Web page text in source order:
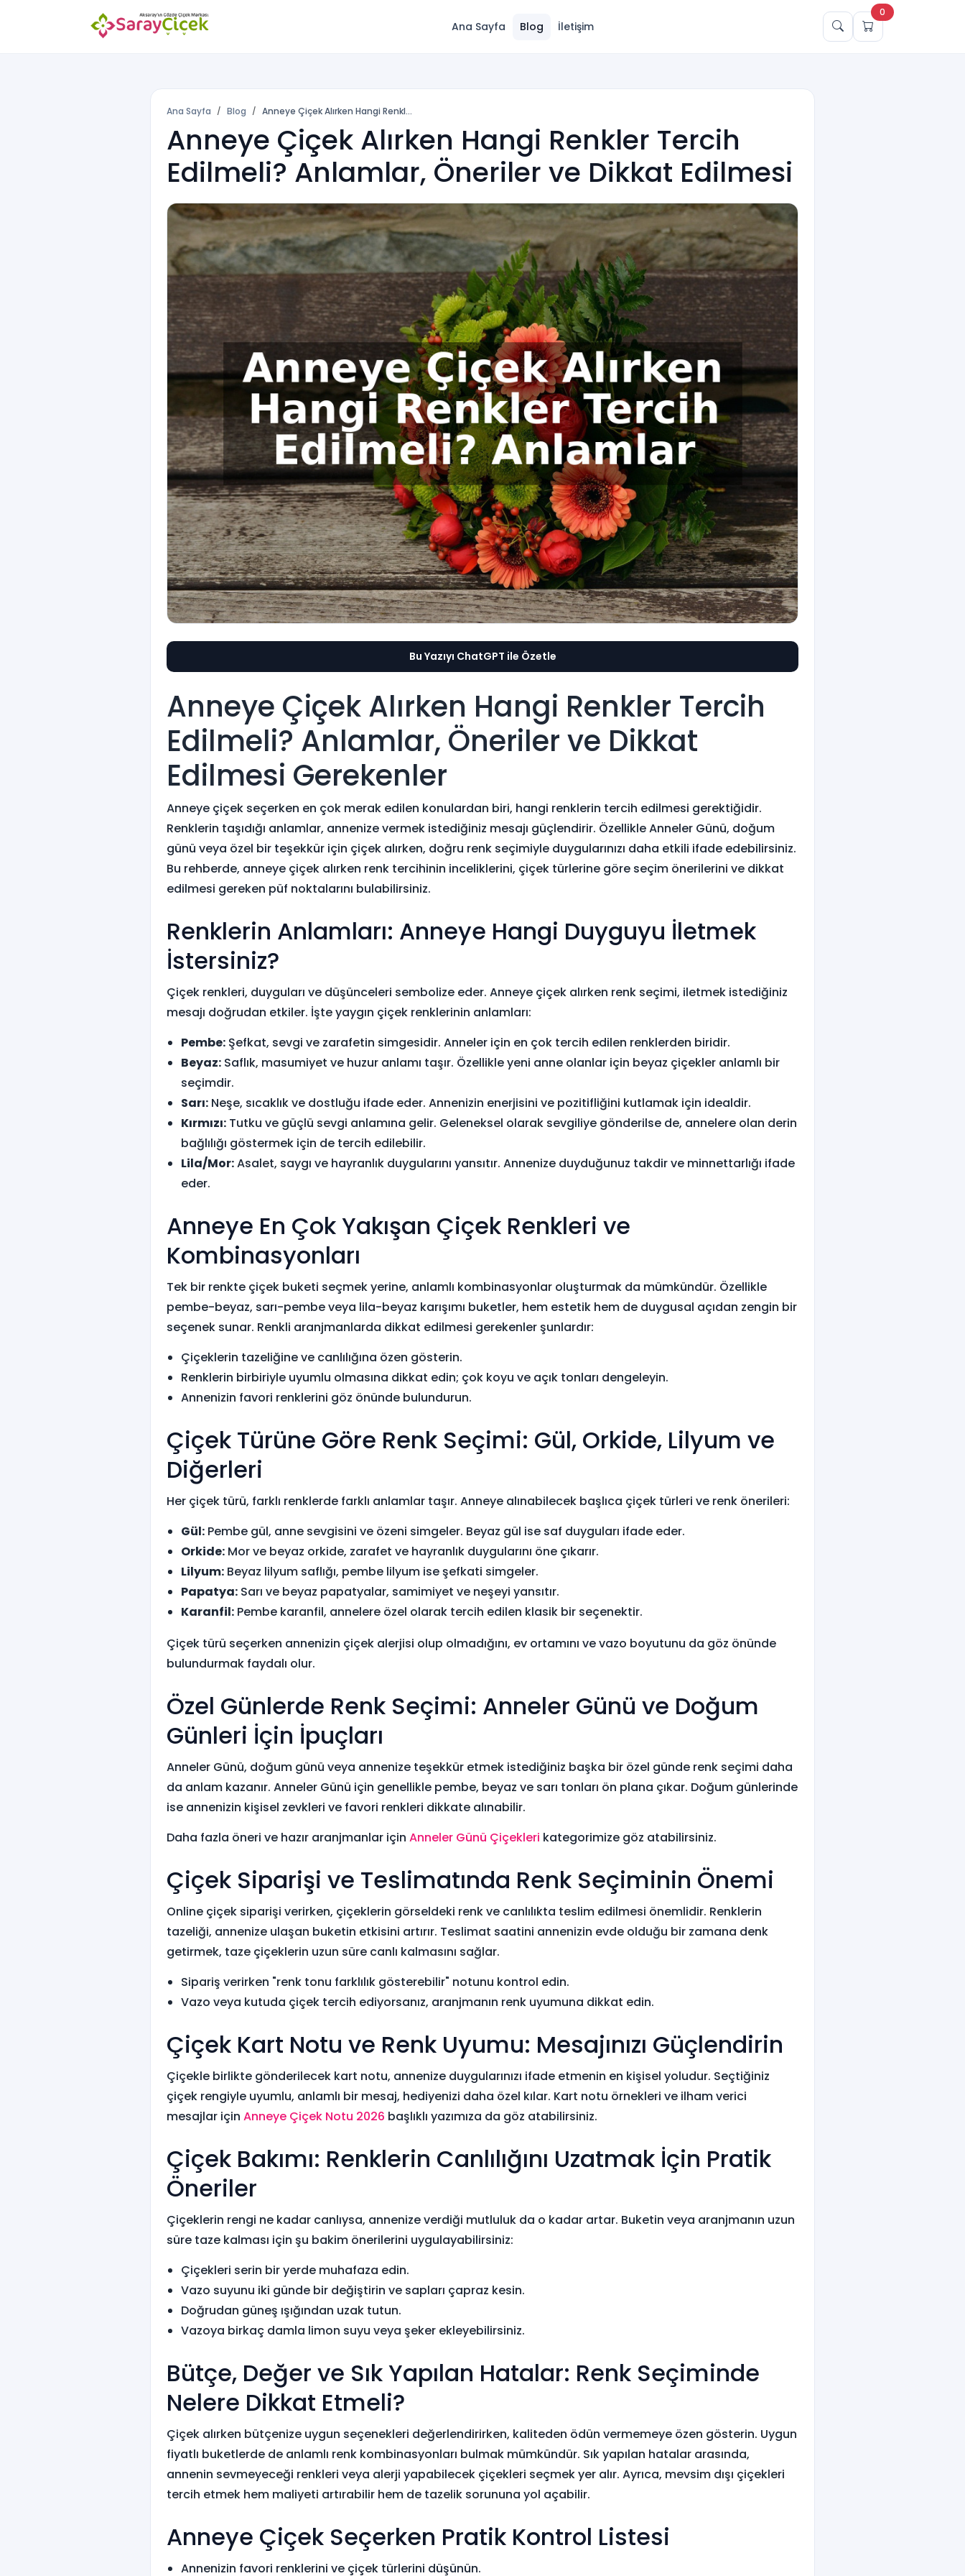
Ana Sayfa Blog İletişim
0
Ana Sayfa Blog Anneye Çiçek Alırken Hangi Renkl...
Anneye Çiçek Alırken Hangi Renkler Tercih
Edilmeli? Anlamlar, Öneriler ve Dikkat Edilmesi
Bu Yazıyı ChatGPT ile Özetle
Anneye Çiçek Alırken Hangi Renkler Tercih
Edilmeli? Anlamlar, Öneriler ve Dikkat
Edilmesi Gerekenler
Anneye çiçek seçerken en çok merak edilen konulardan biri, hangi renklerin tercih edilmesi gerektiğidir.
Renklerin taşıdığı anlamlar, annenize vermek istediğiniz mesajı güçlendirir. Özellikle Anneler Günü, doğum
günü veya özel bir teşekkür için çiçek alırken, doğru renk seçimiyle duygularınızı daha etkili ifade edebilirsiniz.
Bu rehberde, anneye çiçek alırken renk tercihinin inceliklerini, çiçek türlerine göre seçim önerilerini ve dikkat
edilmesi gereken püf noktalarını bulabilirsiniz.
Renklerin Anlamları: Anneye Hangi Duyguyu İletmek
İstersiniz?
Çiçek renkleri, duyguları ve düşünceleri sembolize eder. Anneye çiçek alırken renk seçimi, iletmek istediğiniz
mesajı doğrudan etkiler. İşte yaygın çiçek renklerinin anlamları:
Pembe: Şefkat, sevgi ve zarafetin simgesidir. Anneler için en çok tercih edilen renklerden biridir.
Beyaz: Saflık, masumiyet ve huzur anlamı taşır. Özellikle yeni anne olanlar için beyaz çiçekler anlamlı bir
seçimdir.
Sarı: Neşe, sıcaklık ve dostluğu ifade eder. Annenizin enerjisini ve pozitifliğini kutlamak için idealdir.
Kırmızı: Tutku ve güçlü sevgi anlamına gelir. Geleneksel olarak sevgiliye gönderilse de, annelere olan derin
bağlılığı göstermek için de tercih edilebilir.
Lila/Mor:Asalet, saygı ve hayranlık duygularını yansıtır. Annenize duyduğunuz takdir ve minnettarlığı ifade
eder.
Anneye En Çok Yakışan Çiçek Renkleri ve
Kombinasyonları
Tek bir renkte çiçek buketi seçmek yerine, anlamlı kombinasyonlar oluşturmak da mümkündür. Özellikle
pembe-beyaz, sarı-pembe veya lila-beyaz karışımı buketler, hem estetik hem de duygusal açıdan zengin bir
seçenek sunar. Renkli aranjmanlarda dikkat edilmesi gerekenler şunlardır:
Çiçeklerin tazeliğine ve canlılığına özen gösterin.
Renklerin birbiriyle uyumlu olmasına dikkat edin; çok koyu ve açık tonları dengeleyin.
Annenizin favori renklerini göz önünde bulundurun.
Çiçek Türüne Göre Renk Seçimi: Gül, Orkide, Lilyum ve
Diğerleri
Her çiçek türü, farklı renklerde farklı anlamlar taşır. Anneye alınabilecek başlıca çiçek türleri ve renk önerileri:
Gül: Pembe gül, anne sevgisini ve özeni simgeler. Beyaz gül ise saf duyguları ifade eder.
Orkide: Mor ve beyaz orkide, zarafet ve hayranlık duygularını öne çıkarır.
Lilyum: Beyaz lilyum saflığı, pembe lilyum ise şefkati simgeler.
Papatya: Sarı ve beyaz papatyalar, samimiyet ve neşeyi yansıtır.
Karanfil: Pembe karanfil, annelere özel olarak tercih edilen klasik bir seçenektir.
Çiçek türü seçerken annenizin çiçek alerjisi olup olmadığını, ev ortamını ve vazo boyutunu da göz önünde
bulundurmak faydalı olur.
Özel Günlerde Renk Seçimi: Anneler Günü ve Doğum
Günleri İçin İpuçları
Anneler Günü, doğum günü veya annenize teşekkür etmek istediğiniz başka bir özel günde renk seçimi daha
da anlam kazanır. Anneler Günü için genellikle pembe, beyaz ve sarı tonları ön plana çıkar. Doğum günlerinde
ise annenizin kişisel zevkleri ve favori renkleri dikkate alınabilir.
Daha fazla öneri ve hazır aranjmanlar için Anneler Günü Çiçekleri kategorimize göz atabilirsiniz.
Çiçek Siparişi ve Teslimatında Renk Seçiminin Önemi
Online çiçek siparişi verirken, çiçeklerin görseldeki renk ve canlılıkta teslim edilmesi önemlidir. Renklerin
tazeliği, annenize ulaşan buketin etkisini artırır. Teslimat saatini annenizin evde olduğu bir zamana denk
getirmek, taze çiçeklerin uzun süre canlı kalmasını sağlar.
Sipariş verirken "renk tonu farklılık gösterebilir" notunu kontrol edin.
Vazo veya kutuda çiçek tercih ediyorsanız, aranjmanın renk uyumuna dikkat edin.
Çiçek Kart Notu ve Renk Uyumu: Mesajınızı Güçlendirin
Çiçekle birlikte gönderilecek kart notu, annenize duygularınızı ifade etmenin en kişisel yoludur. Seçtiğiniz
çiçek rengiyle uyumlu, anlamlı bir mesaj, hediyenizi daha özel kılar. Kart notu örnekleri ve ilham verici
mesajlar için Anneye Çiçek Notu 2026 başlıklı yazımıza da göz atabilirsiniz.
Çiçek Bakımı: Renklerin Canlılığını Uzatmak İçin Pratik
Öneriler
Çiçeklerin rengi ne kadar canlıysa, annenize verdiği mutluluk da o kadar artar. Buketin veya aranjmanın uzun
süre taze kalması için şu bakim önerilerini uygulayabilirsiniz:
Çiçekleri serin bir yerde muhafaza edin.
Vazo suyunu iki günde bir değiştirin ve sapları çapraz kesin.
Doğrudan güneş ışığından uzak tutun.
Vazoya birkaç damla limon suyu veya şeker ekleyebilirsiniz.
Bütçe, Değer ve Sık Yapılan Hatalar: Renk Seçiminde
Nelere Dikkat Etmeli?
Çiçek alırken bütçenize uygun seçenekleri değerlendirirken, kaliteden ödün vermemeye özen gösterin. Uygun
fiyatlı buketlerde de anlamlı renk kombinasyonları bulmak mümkündür. Sık yapılan hatalar arasında,
annenin sevmeyeceği renkleri veya alerji yapabilecek çiçekleri seçmek yer alır. Ayrıca, mevsim dışı çiçekleri
tercih etmek hem maliyeti artırabilir hem de tazelik sorununa yol açabilir.
Anneye Çiçek Seçerken Pratik Kontrol Listesi
Annenizin favori renklerini ve çiçek türlerini düşünün.